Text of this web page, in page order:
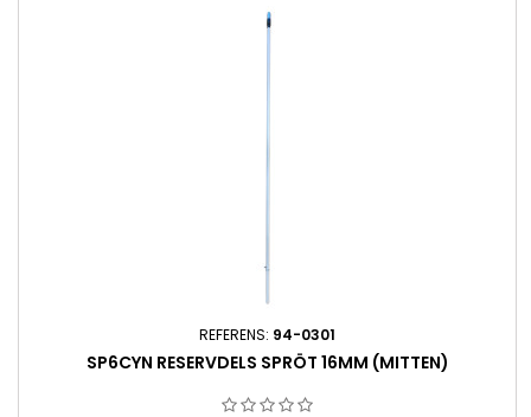
REFERENS: 94-0301
SP6CYN RESERVDELS SPRÖT 16MM (MITTEN)